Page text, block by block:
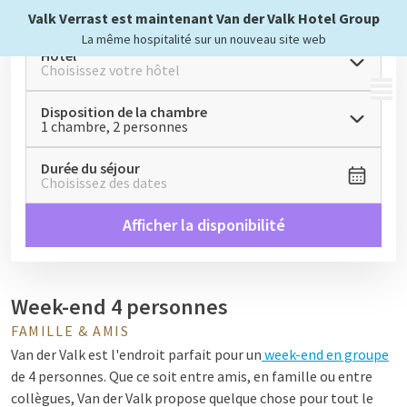
Valk Verrast est maintenant Van der Valk Hotel Group
La même hospitalité sur un nouveau site web
MENU
Hôtel
Choisissez votre hôtel
Disposition de la chambre
1 chambre, 2 personnes
Durée du séjour
Choisissez des dates
Afficher la disponibilité
Week-end 4 personnes
FAMILLE & AMIS
Van der Valk est l'endroit parfait pour un week-end en groupe
de 4 personnes. Que ce soit entre amis, en famille ou entre
collègues, Van der Valk propose quelque chose pour tout le